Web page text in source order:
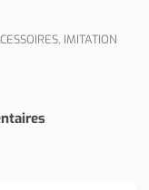
, IMITATION